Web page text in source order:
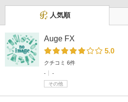
人気順
Auge FX
5.0
クチコミ 6件
-
-
その他